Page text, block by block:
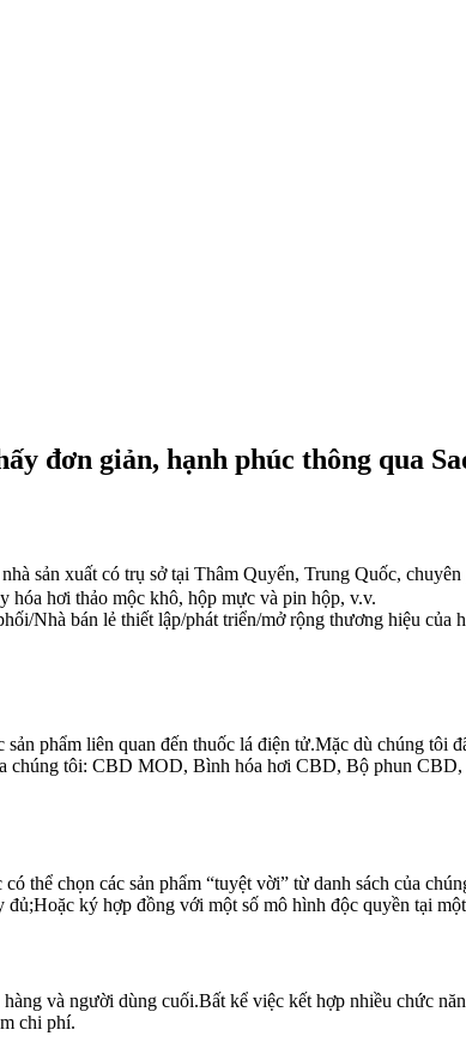
đơn giản, hạnh phúc thông qua
sản xuất có trụ sở tại Thâm Quyến, Trung Quốc, chuyên
hóa hơi thảo mộc khô, hộp mực và pin hộp, v.v.
Nhà bán lẻ thiết lập/phát triển/mở rộng thương hiệu của
phẩm liên quan đến thuốc lá điện tử.Mặc dù chúng tôi
chúng tôi: CBD MOD, Bình hóa hơi CBD, Bộ phun
thể chọn các sản phẩm “tuyệt vời” từ danh sách của
ký hợp đồng với một số mô hình độc quyền tại
và người dùng cuối.Bất kể việc kết hợp nhiều chức
chi phí.